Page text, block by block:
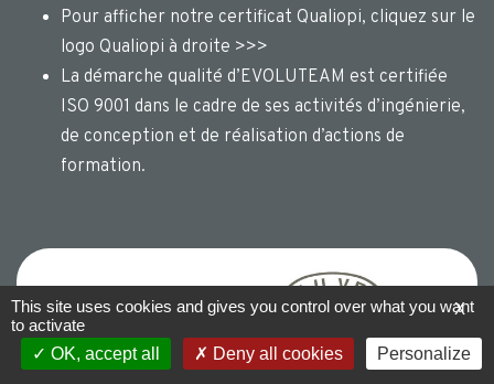
Pour afficher notre certificat Qualiopi, cliquez sur le
logo Qualiopi à droite >>>
La démarche qualité d’EVOLUTEAM est certifiée
ISO 9001 dans le cadre de ses activités d’ingénierie,
de conception et de réalisation d’actions de
formation.
X
This site uses cookies and gives you control over what you want
to activate
OK, accept all
Deny all cookies Personalize